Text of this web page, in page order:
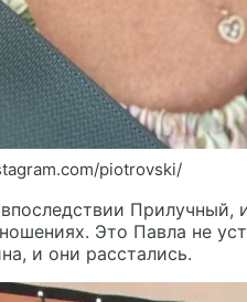
piotrovski/
Это Павла не
и они расстались.